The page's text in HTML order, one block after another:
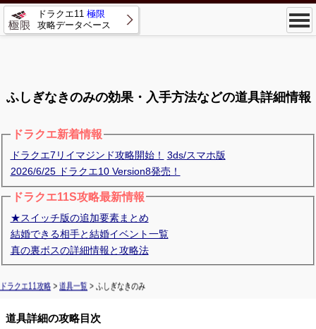
ドラクエ11 極限
攻略データベース
ふしぎなきのみの効果・入手方法などの道具詳細情報
ドラクエ新着情報
ドラクエ7リイマジンド攻略開始！
3ds/スマホ版
2026/6/25 ドラクエ10 Version8発売！
ドラクエ11S攻略最新情報
★スイッチ版の追加要素まとめ
結婚できる相手と結婚イベント一覧
真の裏ボスの詳細情報と攻略法
ドラクエ11攻略 > 道具一覧 > ふしぎなきのみ
道具詳細の攻略目次